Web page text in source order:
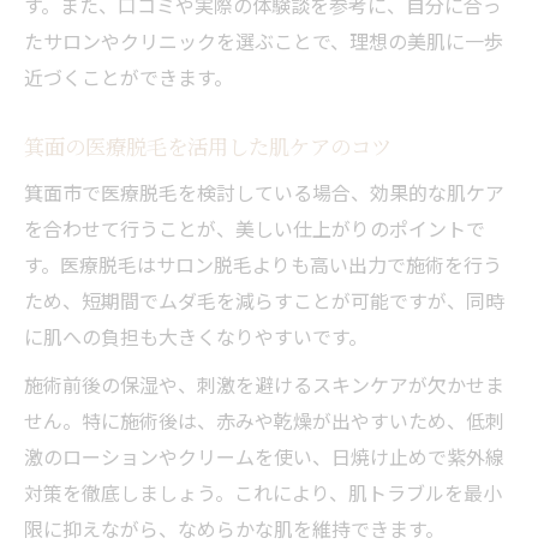
たサロンやクリニックを選ぶことで、理想の美肌に一歩
近づくことができます。
箕面の医療脱毛を活用した肌ケアのコツ
箕面市で医療脱毛を検討している場合、効果的な肌ケア
を合わせて行うことが、美しい仕上がりのポイントで
す。医療脱毛はサロン脱毛よりも高い出力で施術を行う
ため、短期間でムダ毛を減らすことが可能ですが、同時
に肌への負担も大きくなりやすいです。
施術前後の保湿や、刺激を避けるスキンケアが欠かせま
せん。特に施術後は、赤みや乾燥が出やすいため、低刺
激のローションやクリームを使い、日焼け止めで紫外線
対策を徹底しましょう。これにより、肌トラブルを最小
限に抑えながら、なめらかな肌を維持できます。